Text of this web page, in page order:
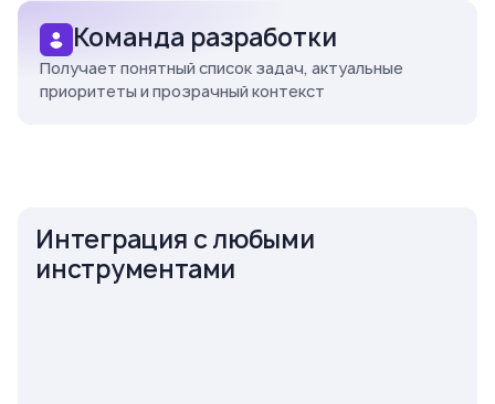
Команда разработки
Получает понятный список задач, актуальные
приоритеты и прозрачный контекст
Интеграция с любыми
инструментами